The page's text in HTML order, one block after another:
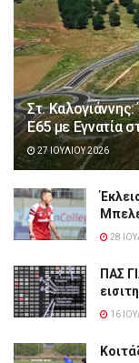
Στ.
Ε65 με Εγνατία
27 ΙΟΥΛΊΟΥ 2026
28
ΠΑΣ
16